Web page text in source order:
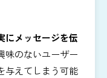
にメッセージを伝
味のないユーザー
与えてしまう可能